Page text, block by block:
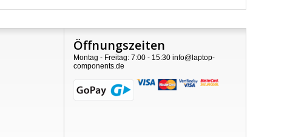
Öffnungszeiten
Montag - Freitag: 7:00 - 15:30 info@laptop-
components.de